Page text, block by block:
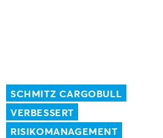
SCHMITZ CARGOBULL
VERBESSERT
RISIKOMANAGEMENT